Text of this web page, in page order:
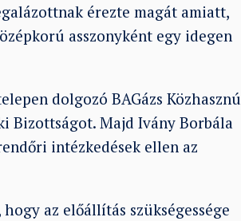
érezte magát amiatt,
asszonyként egy idegen
dolgozó BAGázs Közhasznú
Bizottságot. Majd Ivány Borbála
intézkedések ellen az
az előállítás szükségessége